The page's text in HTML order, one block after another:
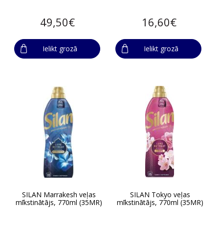
49,50€
Ielikt grozā
16,60€
Ielikt grozā
SILAN Marrakesh veļas
mīkstinātājs, 770ml (35MR)
SILAN Tokyo veļas
mīkstinātājs, 770ml (35MR)